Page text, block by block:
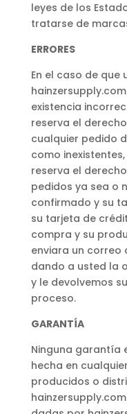
leyes de los
tratarse de
ERRORES
En el caso de que
existencia
reserva el
cualquier pedido
como
reserva el
pedidos ya sea o
confirmado y su
su tarjeta de
compra y su
enviara un correo
dando a usted la
y le devolvemos
proceso.
GARANTÍA
Ninguna garantía
hecha en
producidos o